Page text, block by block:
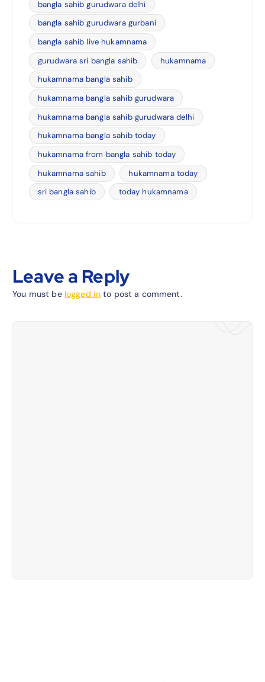
bangla sahib gurudwara delhi
bangla sahib gurudwara gurbani
bangla sahib live hukamnama
gurudwara sri bangla sahib
hukamnama
hukamnama bangla sahib
hukamnama bangla sahib gurudwara
hukamnama bangla sahib gurudwara delhi
hukamnama bangla sahib today
hukamnama from bangla sahib today
hukamnama sahib
hukamnama today
sri bangla sahib
today hukamnama
Leave a Reply
You must be logged in to post a comment.